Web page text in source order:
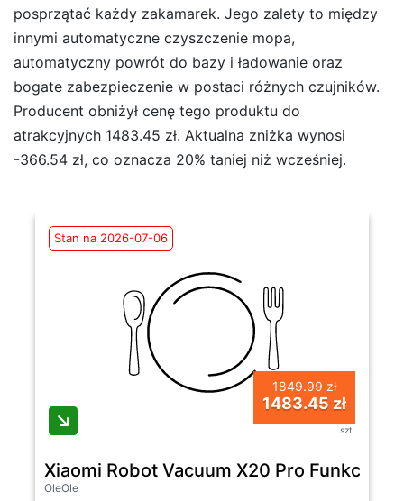
posprzątać każdy zakamarek. Jego zalety to między
innymi automatyczne czyszczenie mopa,
automatyczny powrót do bazy i ładowanie oraz
bogate zabezpieczenie w postaci różnych czujników.
Producent obniżył cenę tego produktu do
atrakcyjnych 1483.45 zł. Aktualna zniżka wynosi
-366.54 zł, co oznacza 20% taniej niż wcześniej.
Stan na 2026-07-06
1849.99 zł
1483.45 zł
szt
Xiaomi Robot Vacuum X20 Pro Funkcja
OleOle